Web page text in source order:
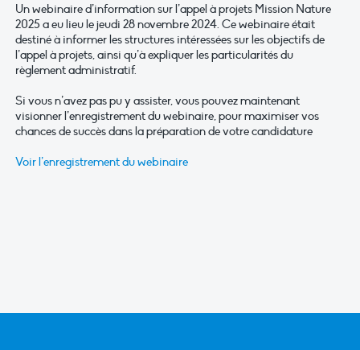
Un webinaire d’information sur l’appel à projets Mission Nature
2025 a eu lieu le jeudi 28 novembre 2024. Ce webinaire était
destiné à informer les structures intéressées sur les objectifs de
l’appel à projets, ainsi qu’à expliquer les particularités du
règlement administratif.
Si vous n’avez pas pu y assister, vous pouvez maintenant
visionner l’enregistrement du webinaire, pour maximiser vos
chances de succès dans la préparation de votre candidature
Voir l’enregistrement du webinaire